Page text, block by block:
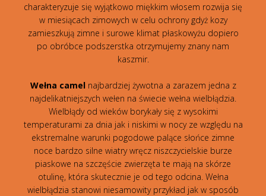
charakteryzuje się wyjątkowo miękkim włosem rozwija się
w miesiącach zimowych w celu ochrony gdyż kozy
zamieszkują zimne i surowe klimat płaskowyżu dopiero
po obróbce podszerstka otrzymujemy znany nam
kaszmir.
Wełna camelnajbardziej żywotna a zarazem jedna z
najdelikatniejszych wełen na świecie wełna wielbłądzia.
Wielbłądy od wieków borykały się z wysokimi
temperaturami za dnia jak i niskimi w nocy ze względu na
ekstremalne warunki pogodowe palące słońce zimne
noce bardzo silne wiatry wręcz niszczycielskie burze
piaskowe na szczęście zwierzęta te mają na skórze
otulinę, która skutecznie je od tego odcina. Wełna
wielbłądzia stanowi niesamowity przykład jak w sposób